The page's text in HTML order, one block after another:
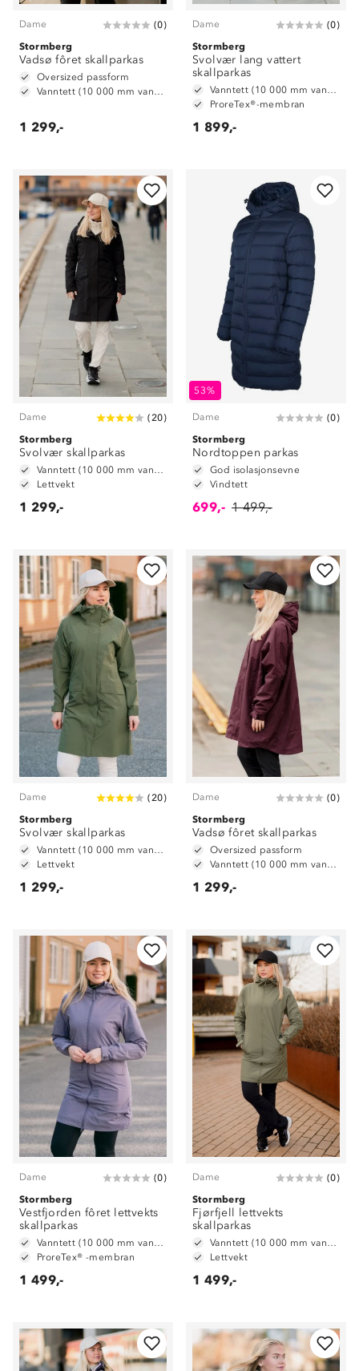
Dame (0)
Stormberg
Vadsø fôret skallparkas
Oversized passform
Vanntett (10 000 mm vannsøyle)
1 299,-
Dame (0)
Stormberg
Svolvær lang vattert
skallparkas
Vanntett (10 000 mm vannsøyle)
ProreTex®-membran
1 899,-
Dame (20)
Stormberg
Svolvær skallparkas
Vanntett (10 000 mm vannsøyle)
Lettvekt
1 299,-
53%
Dame (0)
Stormberg
Nordtoppen parkas
God isolasjonsevne
Vindtett
699,- 1 499,-
Dame (20)
Stormberg
Svolvær skallparkas
Vanntett (10 000 mm vannsøyle)
Lettvekt
1 299,-
Dame (0)
Stormberg
Vadsø fôret skallparkas
Oversized passform
Vanntett (10 000 mm vannsøyle)
1 299,-
Dame (0)
Stormberg
Vestfjorden fôret lettvekts
skallparkas
Vanntett (10 000 mm vannsøyle)
ProreTex® -membran
1 499,-
Dame (0)
Stormberg
Fjørfjell lettvekts
skallparkas
Vanntett (10 000 mm vannsøyle)
Lettvekt
1 499,-